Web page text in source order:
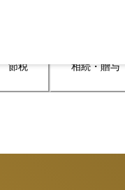
節税 相続・贈与